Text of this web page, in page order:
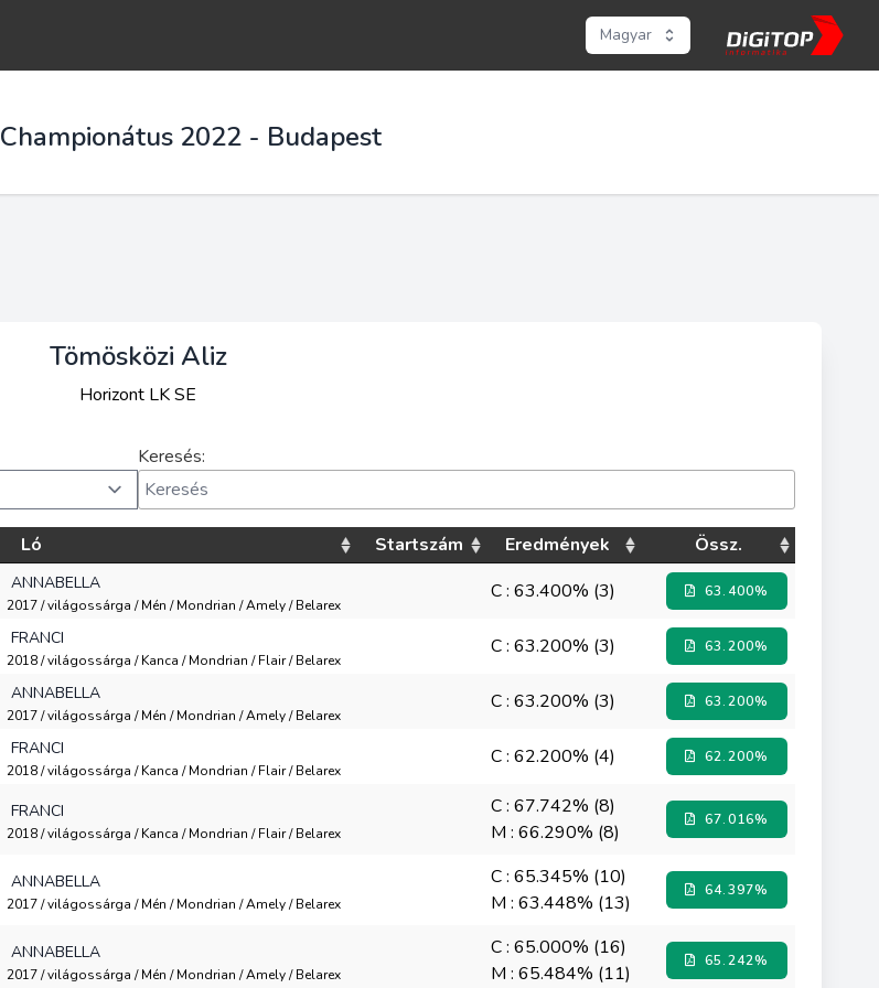
Magyar
Championátus 2022 - Budapest
Tömösközi Aliz
Horizont LK SE
Keresés:
Ló Startszám Eredmények Össz.
ANNABELLA
2017 / világossárga / Mén / Mondrian / Amely / Belarex
C : 63.400% (3) 63.400%
FRANCI
2018 / világossárga / Kanca / Mondrian / Flair / Belarex
C : 63.200% (3) 63.200%
ANNABELLA
2017 / világossárga / Mén / Mondrian / Amely / Belarex
C : 63.200% (3) 63.200%
FRANCI
2018 / világossárga / Kanca / Mondrian / Flair / Belarex
C : 62.200% (4) 62.200%
FRANCI
2018 / világossárga / Kanca / Mondrian / Flair / Belarex
C : 67.742% (8)
M : 66.290% (8)
67.016%
ANNABELLA
2017 / világossárga / Mén / Mondrian / Amely / Belarex
C : 65.345% (10)
M : 63.448% (13)
64.397%
ANNABELLA
2017 / világossárga / Mén / Mondrian / Amely / Belarex
C : 65.000% (16)
M : 65.484% (11)
65.242%